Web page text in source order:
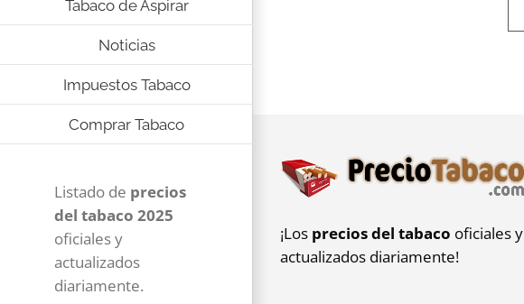
Tabaco de Aspirar
Noticias
Impuestos Tabaco
Comprar Tabaco
Listado de precios
del tabaco 2025
oficiales y
actualizados
diariamente.
¡Los precios del tabaco oficiales y
actualizados diariamente!